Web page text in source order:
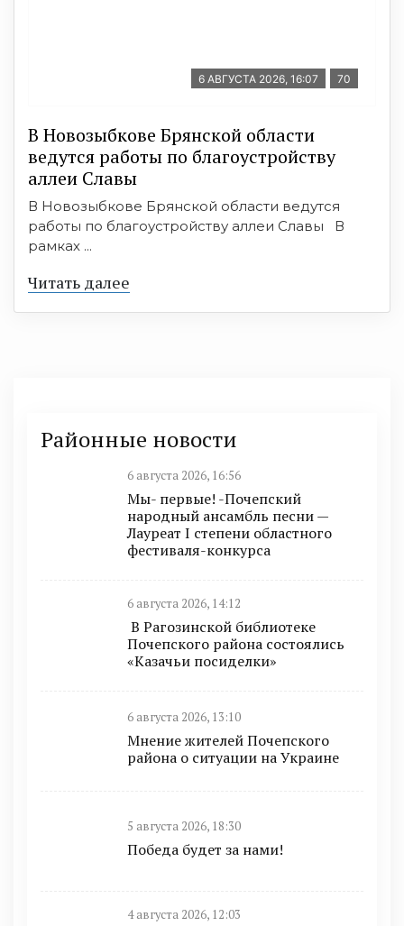
6 АВГУСТА 2026, 16:07 70
В Новозыбкове Брянской области
ведутся работы по благоустройству
аллеи Славы
В Новозыбкове Брянской области ведутся
работы по благоустройству аллеи Славы В
рамках ...
Читать далее
Районные новости
6 августа 2026, 16:56
Мы- первые! -Почепский
народный ансамбль песни —
Лауреат I степени областного
фестиваля-конкурса
6 августа 2026, 14:12
В Рагозинской библиотеке
Почепского района состоялись
«Казачьи посиделки»
6 августа 2026, 13:10
Мнение жителей Почепского
района о ситуации на Украине
5 августа 2026, 18:30
Победа будет за нами!
4 августа 2026, 12:03